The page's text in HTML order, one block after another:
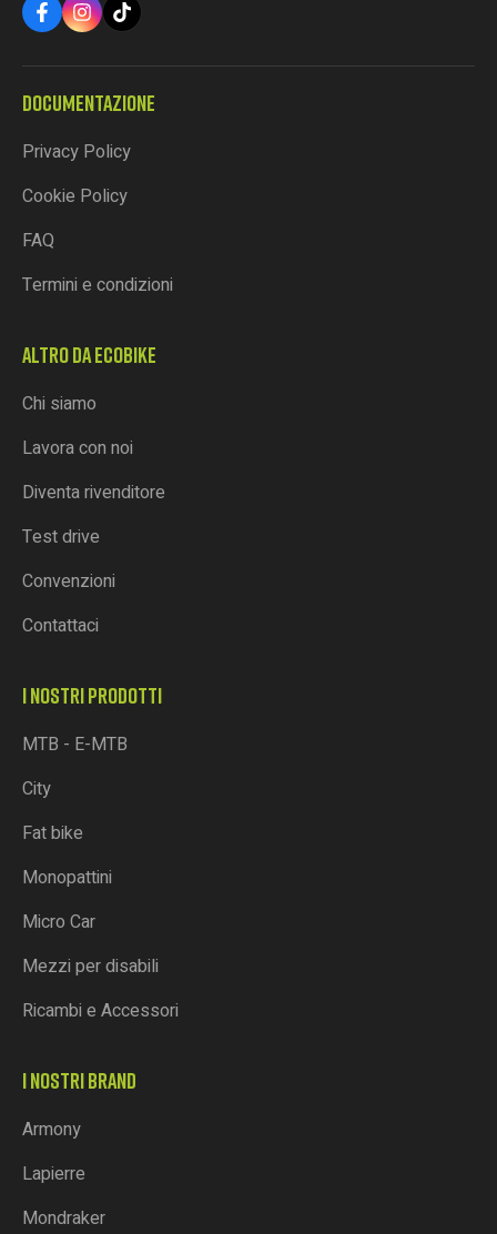
DOCUMENTAZIONE
Privacy Policy
Cookie Policy
FAQ
Termini e condizioni
ALTRO DA ECOBIKE
Chi siamo
Lavora con noi
Diventa rivenditore
Test drive
Convenzioni
Contattaci
I NOSTRI PRODOTTI
MTB - E-MTB
City
Fat bike
Monopattini
Micro Car
Mezzi per disabili
Ricambi e Accessori
I NOSTRI BRAND
Armony
Lapierre
Mondraker